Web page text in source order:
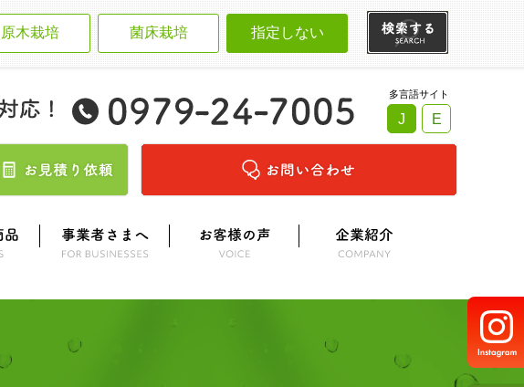
原木栽培 菌床栽培 指定しない
多言語サイト
J E